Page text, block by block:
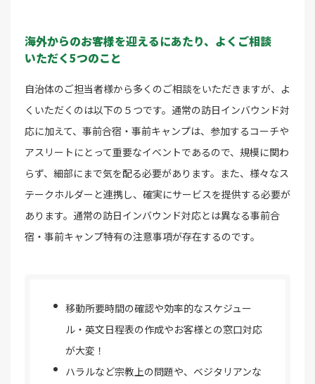
海外からのお客様を迎えるにあたり、よくご相談
いただく5つのこと
自治体のご担当者様から多くのご相談をいただきますが、よ
くいただくのは以下の５つです。通常の訪日インバウンド対
応に加えて、事前合宿・事前キャンプは、参加するコーチや
アスリートにとって重要なイベントであるので、規模に関わ
らず、細部にまで気を配る必要があります。また、様々なス
テークホルダーと連携し、確実にサービスを提供する必要が
あります。通常の訪日インバウンド対応とは異なる事前合
宿・事前キャンプ特有の注意事項が存在するのです。
移動所要時間の確認や効率的なスケジュー
ル・英文日程表の作成やお客様との窓口対応
が大変！
ハラルなど宗教上の問題や、ベジタリアンな